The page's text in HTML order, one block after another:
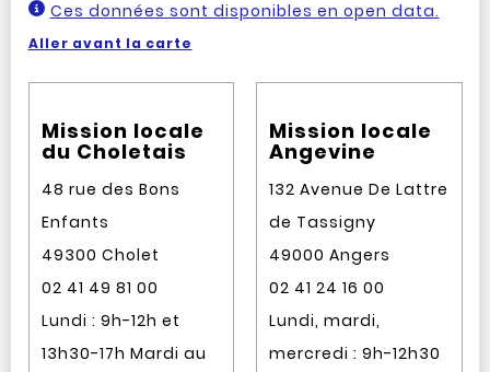
Ces données sont disponibles en open data.
Aller avant la carte
Mission locale
du Choletais
48 rue des Bons
Enfants
49300 Cholet
02 41 49 81 00
Lundi : 9h-12h et
13h30-17h Mardi au
Mission locale
Angevine
132 Avenue De Lattre
de Tassigny
49000 Angers
02 41 24 16 00
Lundi, mardi,
mercredi : 9h-12h30